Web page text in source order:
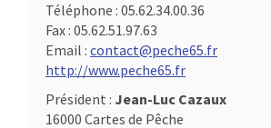
Téléphone : 05.62.34.00.36
Fax : 05.62.51.97.63
Email : contact@peche65.fr
http://www.peche65.fr
Président : Jean-Luc Cazaux
16000 Cartes de Pêche